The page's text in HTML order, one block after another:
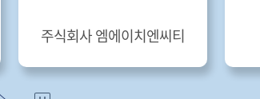
주식회사 엠에이치엔씨티